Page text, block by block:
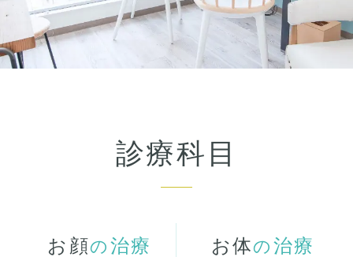
診療科目
お顔の 治療 お体の 治療